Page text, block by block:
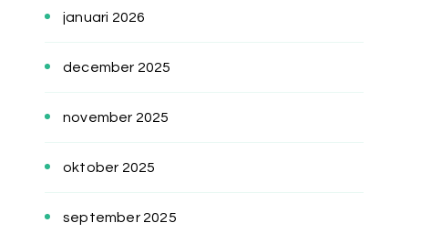
januari 2026
december 2025
november 2025
oktober 2025
september 2025